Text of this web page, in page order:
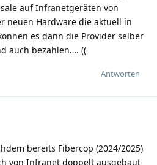
auf Infranetgeräten von
neuen Hardware die aktuell in
es dann die Provider selber
auch bezahlen…. ((
Antworten
bereits Fibercop (2024/2025)
von Infranet doppelt ausgebaut